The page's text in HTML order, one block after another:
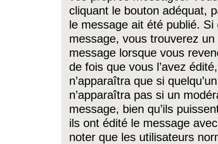
cliquant le bouton adéquat,
le message ait été publié. Si
message, vous trouverez
message lorsque vous
de fois que vous l’avez
n’apparaîtra que si
n’apparaîtra pas si un
message, bien qu’ils
ils ont édité le message
noter que les utilisateurs